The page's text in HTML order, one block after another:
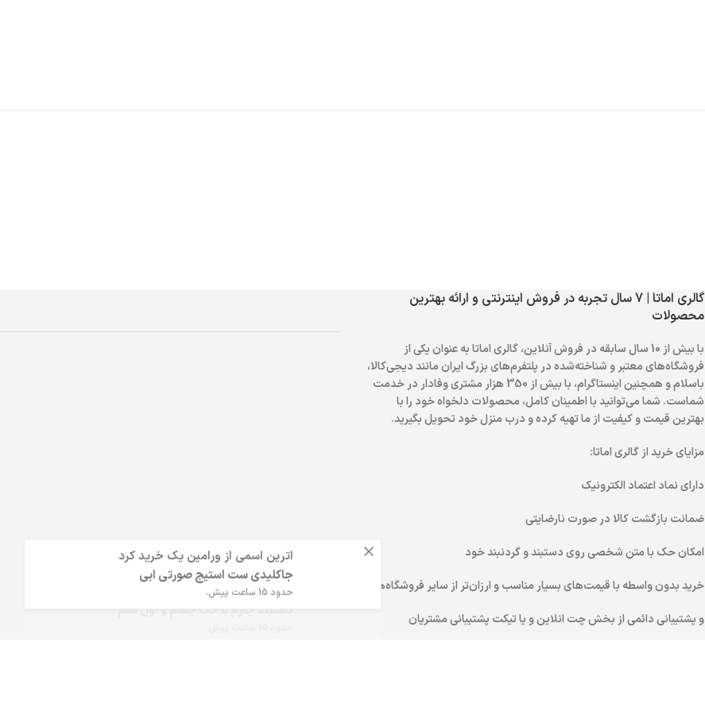
گالری اماتا | 7 سال تجربه در فروش اینترنتی و ارائه بهترین
محصولات
با بیش از 10 سال سابقه در فروش آنلاین، گالری اماتا به عنوان یکی از
فروشگاه‌های معتبر و شناخته‌شده در پلتفرم‌های بزرگ ایران مانند دیجی‌کالا،
باسلام و همچنین اینستاگرام، با بیش از 350 هزار مشتری وفادار در خدمت
شماست. شما می‌توانید با اطمینان کامل، محصولات دلخواه خود را با
بهترین قیمت و کیفیت از ما تهیه کرده و درب منزل خود تحویل بگیرید.
مزایای خرید از گالری اماتا:
دارای نماد اعتماد الکترونیک
ضمانت بازگشت کالا در صورت نارضایتی
امکان حک با متن شخصی روی دستبند و گردنبند خود
خرید بدون واسطه با قیمت‌های بسیار مناسب و ارزان‌تر از سایر فروشگاه‌ها
و پشتیبانی دائمی از بخش چت انلاین و یا تیکت پشتیبانی مشتریان
شاهین صادقی
اترین اسمی از ورامین یک خرید کرد
جاکلیدی ست استیج صورتی ابی
حدود 15 ساعت پیش.